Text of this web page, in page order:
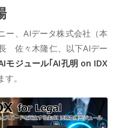
ー、AIデータ株式会社（本
佐々木隆仁、以下AIデー
モジュール｢AI孔明 on IDX
。